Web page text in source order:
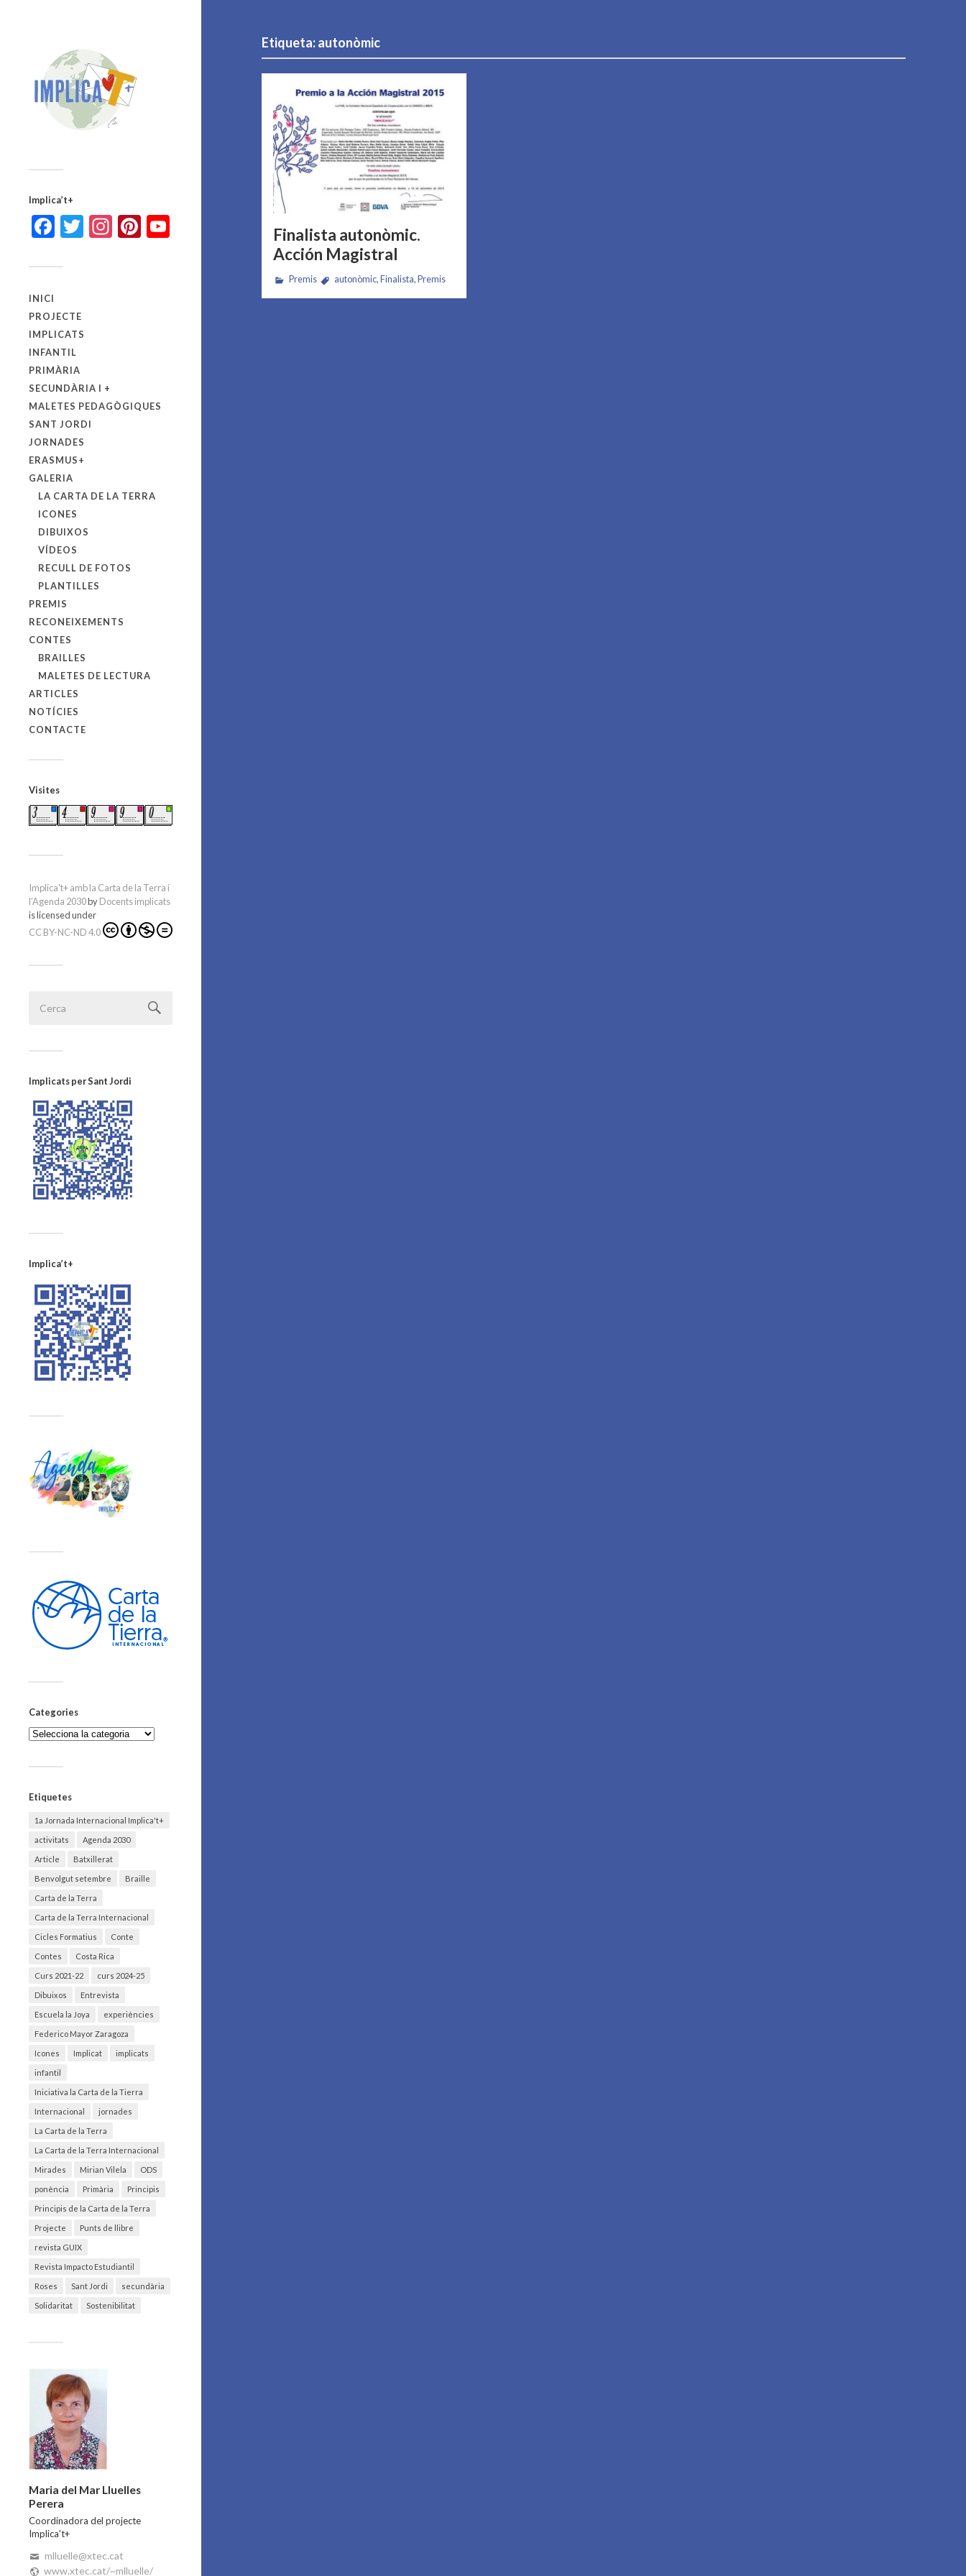
Implica’t+
Facebook
Twitter
Instagram
Pinterest
INICI
PROJECTE
IMPLICATS
INFANTIL
PRIMÀRIA
SECUNDÀRIA I +
MALETES PEDAGÒGIQUES
SANT JORDI
JORNADES
ERASMUS+
GALERIA
LA CARTA DE LA TERRA
ICONES
DIBUIXOS
VÍDEOS
RECULL DE FOTOS
PLANTILLES
PREMIS
RECONEIXEMENTS
CONTES
BRAILLES
MALETES DE LECTURA
ARTICLES
NOTÍCIES
CONTACTE
Visites
Implica't+ amb la Carta de la Terra i
l'Agenda 2030byDocents implicats
is licensed under
CC BY-NC-ND 4.0
Implicats per Sant Jordi
Implica’t+
Categories
Categories
Etiquetes
1a Jornada Internacional Implica't+
activitats Agenda 2030
Article Batxillerat
Benvolgut setembre Braille
Carta de la Terra
Carta de la Terra Internacional
Cicles Formatius Conte
Contes Costa Rica
Curs 2021-22 curs 2024-25
Dibuixos Entrevista
Escuela la Joya experiències
Federico Mayor Zaragoza
Icones Implicat implicats
infantil
Iniciativa la Carta de la Tierra
Internacional jornades
La Carta de la Terra
La Carta de la Terra Internacional
Mirades Mirian Vilela ODS
ponència Primària Principis
Principis de la Carta de la Terra
Projecte Punts de llibre
revista GUIX
Revista Impacto Estudiantil
Roses Sant Jordi secundària
Solidaritat Sostenibilitat
Maria del Mar Lluelles
Perera
Coordinadora del projecte
Implica't+
mlluelle@xtec.cat
www.xtec.cat/~mlluelle/
Etiqueta: autonòmic
Finalista autonòmic.
Acción Magistral
Premis autonòmic, Finalista, Premis